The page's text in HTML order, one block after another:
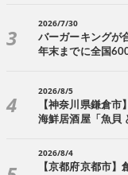
2026/7/30
バーガーキングが
年末までに全国
2026/8/5
【神奈川県鎌倉市
海鮮居酒屋「魚貝
2026/8/4
【京都府京都市